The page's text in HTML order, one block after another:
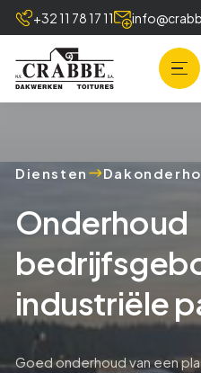
+32 11 78 17 11
Diensten
Onderhoud
industriële
Goed onderhoud van een